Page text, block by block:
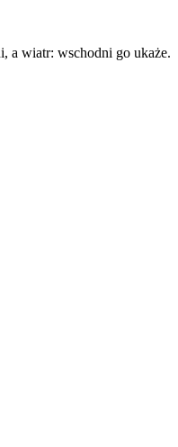
a wiatr: wschodni go ukaże.